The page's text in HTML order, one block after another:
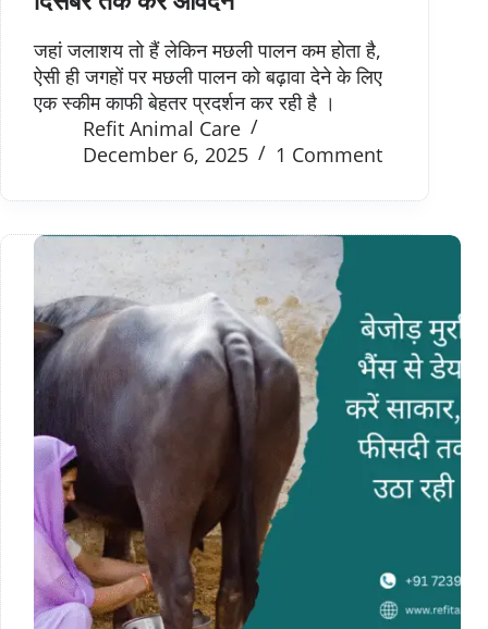
जहां जलाशय तो हैं लेकिन मछली पालन कम होता है,
ऐसी ही जगहों पर मछली पालन को बढ़ावा देने के लिए
एक स्कीम काफी बेहतर प्रदर्शन कर रही है ।
Refit Animal Care
December 6, 2025
1 Comment